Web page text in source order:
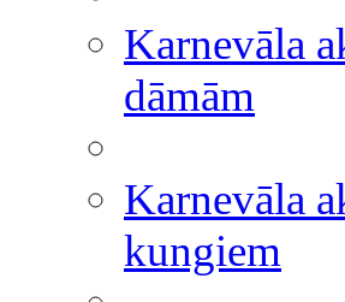
Karnevāla
dāmām
Karnevāla
kungiem